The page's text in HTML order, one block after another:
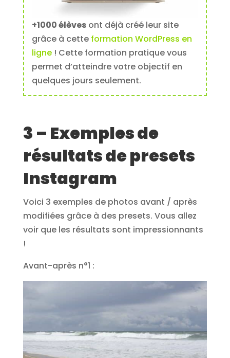
+1000 élèvesont déjà créé leur site
grâce à cette formation WordPress en
ligne! Cette formation pratique vous
permet d’atteindre votre objectif en
quelques jours seulement.
3 – Exemples de
résultats de presets
Instagram
Voici 3 exemples de photos avant / après
modifiées grâce à des presets. Vous allez
voir que les résultats sont impressionnants
!
Avant-après n°1 :